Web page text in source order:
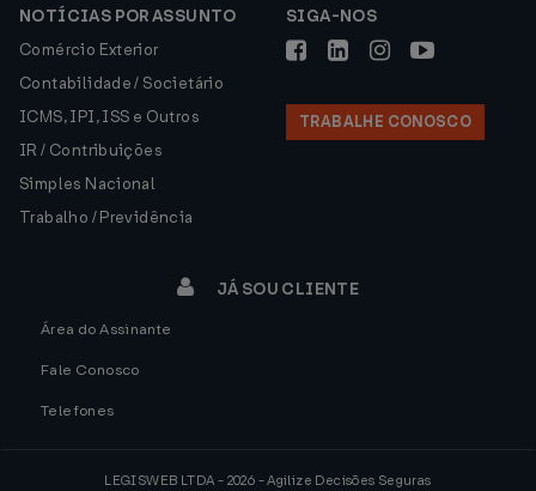
NOTÍCIAS POR ASSUNTO
Comércio Exterior
Contabilidade / Societário
ICMS, IPI, ISS e Outros
IR / Contribuições
Simples Nacional
Trabalho / Previdência
SIGA-NOS
TRABALHE CONOSCO
JÁ SOU CLIENTE
Área do Assinante
Fale Conosco
Telefones
LEGISWEB LTDA - 2026 - Agilize Decisões Seguras